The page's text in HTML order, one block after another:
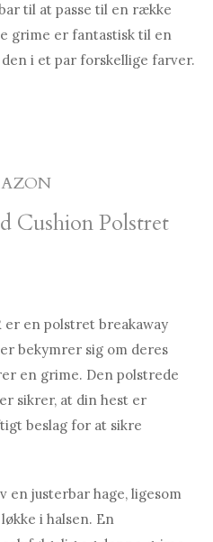
til at passe til en række
grime er fantastisk til en
i et par forskellige farver.
Cushion Polstret
er en polstret breakaway
bekymrer sig om deres
en grime. Den polstrede
sikrer, at din hest er
beslag for at sikre
en justerbar hage, ligesom
i halsen. En